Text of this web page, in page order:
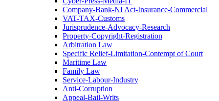
Company-Bank-NI Act-Insurance-Commercial
VAT-TAX-Customs
Jurisprudence-Advocacy-Research
Property-Copyright-Registration
Arbitration Law
Specific Relief-Limitation-Contempt of Court
Maritime Law
Family Law
Service-Labour-Industry
Anti-Corruption
Appeal-Bail-Writs